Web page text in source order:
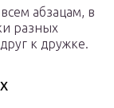
абзацам, в
разных
к дружке.